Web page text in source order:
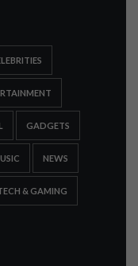
GADGETS
NEWS
& GAMING